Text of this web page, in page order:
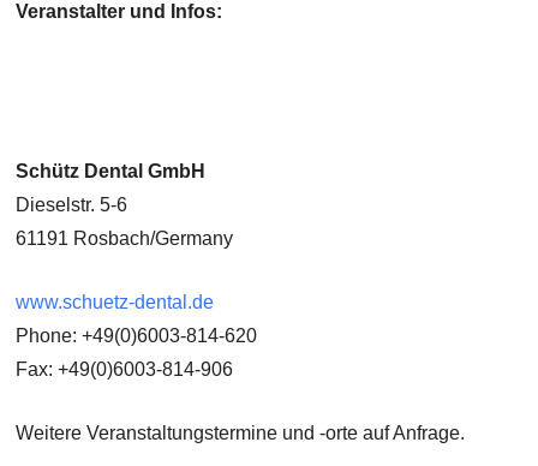
Veranstalter und Infos:
Schütz Dental GmbH
Dieselstr. 5-6
61191 Rosbach/Germany
www.schuetz-dental.de
Phone: +49(0)6003-814-620
Fax: +49(0)6003-814-906
Weitere Veranstaltungstermine und -orte auf Anfrage.